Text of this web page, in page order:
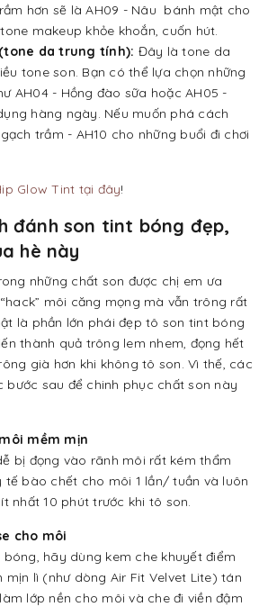
hơn sẽ là AH09 - Nâu bánh mật cho
makeup khỏe khoắn, cuốn hút.
da trung tính): Đây là tone da
tone son. Bạn có thể lựa chọn những
AH04 - Hồng đào sữa hoặc AH05 -
hàng ngày. Nếu muốn phá cách
trầm - AH10 cho những buổi đi chơi
Glow Tint tại đây!
đánh son tint bóng đẹp,
hè này
những chất son được chị em ưa
môi căng mọng mà vẫn trông rất
là phần lớn phái đẹp tô son tint bóng
thành quả trông lem nhem, đọng hết
già hơn khi không tô son. Vì thế, các
sau để chinh phục chất son này
mềm mịn
bị đọng vào rãnh môi rất kém thẩm
tế bào chết cho môi 1 lần/ tuần và luôn
nhất 10 phút trước khi tô son.
cho môi
hãy dùng kem che khuyết điểm
mịn lì (như dòng Air Fit Velvet Lite) tán
lớp nền cho môi và che đi viền đậm